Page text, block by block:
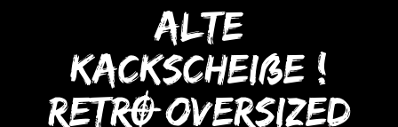
ALTE
KACKSCHEIßE !
RETRO oVERSIZED